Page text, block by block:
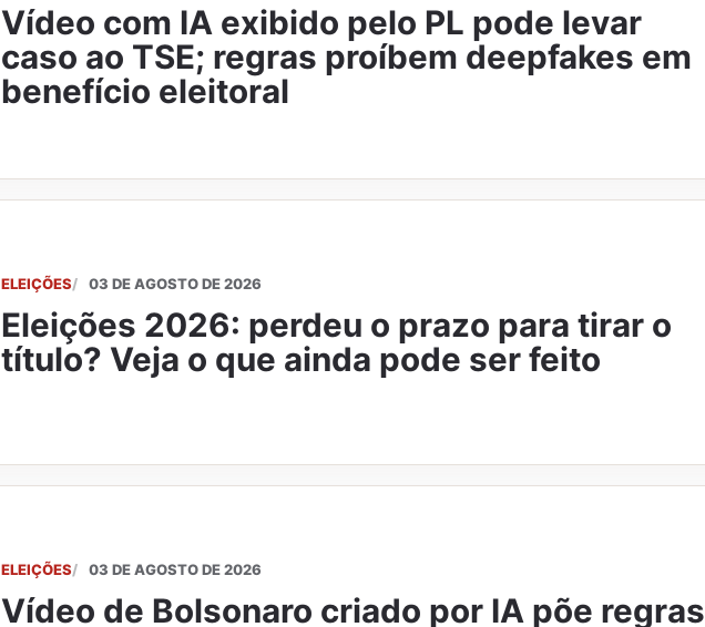
Vídeo com IA exibido pelo PL pode levar
caso ao TSE; regras proíbem deepfakes em
benefício eleitoral
ELEIÇÕES 03 DE AGOSTO DE 2026
Eleições 2026: perdeu o prazo para tirar o
título? Veja o que ainda pode ser feito
ELEIÇÕES 03 DE AGOSTO DE 2026
Vídeo de Bolsonaro criado por IA põe regras